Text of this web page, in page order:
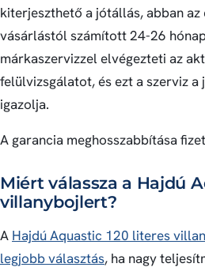
kiterjeszthető a jótállás, abban az
vásárlástól számított 24-26
márkaszervizzel elvégezteti az
felülvizsgálatot, és ezt a szerviz a
igazolja.
A garancia meghosszabbítása
Miért válassza a Hajdú
villanybojlert?
A Hajdú Aquastic 120 literes
legjobb választás, ha nagy